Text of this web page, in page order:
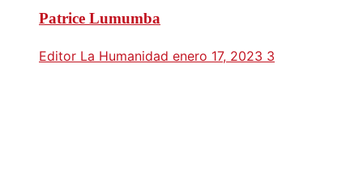
Patrice Lumumba
Editor La Humanidad enero 17, 2023 3